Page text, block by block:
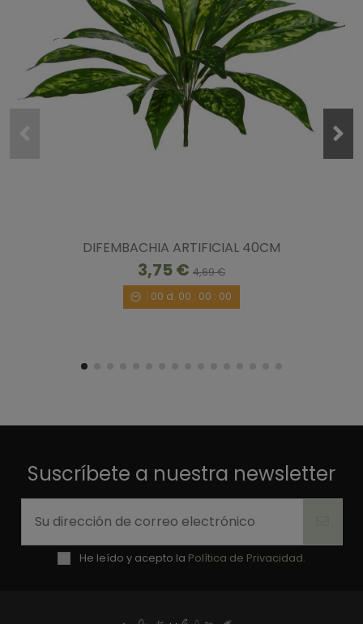
DIFEMBACHIA ARTIFICIAL 40CM
3,75 € 4,69 €
00 d. 00 : 00 : 00
Suscríbete a nuestra newsletter
He leído y acepto la Política de Privacidad.